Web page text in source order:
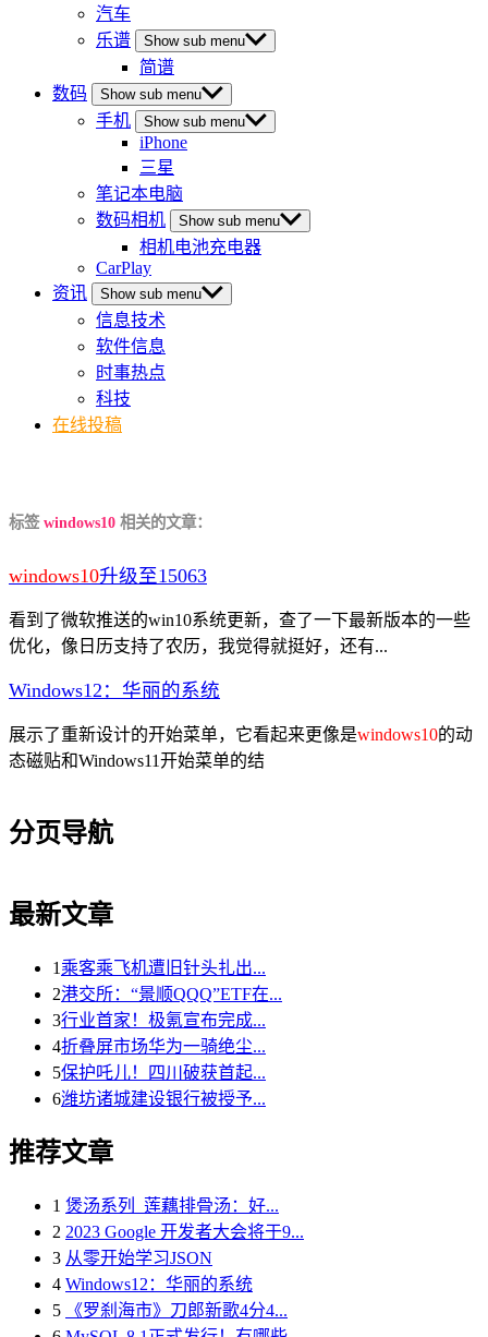
汽车
乐谱
Show sub menu
简谱
数码
Show sub menu
手机 Show sub menu
iPhone
三星
笔记本电脑
数码相机
Show sub menu
相机电池充电器
CarPlay
资讯
Show sub menu
信息技术
软件信息
时事热点
科技
在线投稿
标签windows10 相关的文章：
windows10升级至15063
看到了微软推送的win10系统更新，查了一下最新版本的一些
优化，像日历支持了农历，我觉得就挺好，还有...
Windows12：华丽的系统
展示了重新设计的开始菜单，它看起来更像是windows10的动
态磁贴和Windows11开始菜单的结
分页导航
最新文章
1 乘客乘飞机遭旧针头扎出...
2港交所：“景顺QQQ”ETF在...
3行业首家！极氪宣布完成...
4折叠屏市场华为一骑绝尘...
5保护吒儿！四川破获首起...
6潍坊诸城建设银行被授予...
推荐文章
1 煲汤系列_莲藕排骨汤：好...
2 2023 Google 开发者大会将于9...
3 从零开始学习JSON
4 Windows12：华丽的系统
5
《罗刹海市》刀郎新歌4分4...